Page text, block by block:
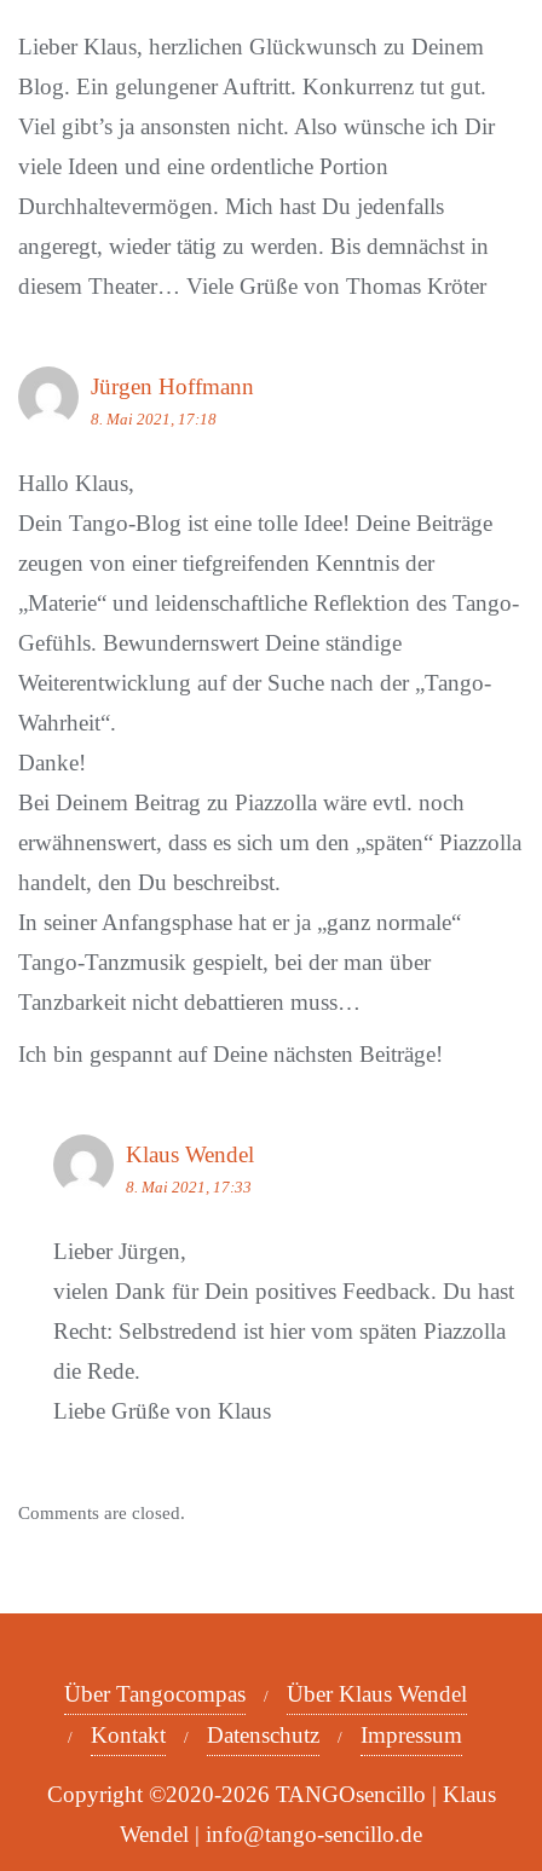
Lieber Klaus, herzlichen Glückwunsch zu Deinem
Blog. Ein gelungener Auftritt. Konkurrenz tut gut.
Viel gibt’s ja ansonsten nicht. Also wünsche ich Dir
viele Ideen und eine ordentliche Portion
Durchhaltevermögen. Mich hast Du jedenfalls
angeregt, wieder tätig zu werden. Bis demnächst in
diesem Theater… Viele Grüße von Thomas Kröter
Jürgen Hoffmann
8. Mai 2021, 17:18
Hallo Klaus,
Dein Tango-Blog ist eine tolle Idee! Deine Beiträge
zeugen von einer tiefgreifenden Kenntnis der
„Materie“ und leidenschaftliche Reflektion des Tango-
Gefühls. Bewundernswert Deine ständige
Weiterentwicklung auf der Suche nach der „Tango-
Wahrheit“.
Danke!
Bei Deinem Beitrag zu Piazzolla wäre evtl. noch
erwähnenswert, dass es sich um den „späten“ Piazzolla
handelt, den Du beschreibst.
In seiner Anfangsphase hat er ja „ganz normale“
Tango-Tanzmusik gespielt, bei der man über
Tanzbarkeit nicht debattieren muss…
Ich bin gespannt auf Deine nächsten Beiträge!
Klaus Wendel
8. Mai 2021, 17:33
Lieber Jürgen,
vielen Dank für Dein positives Feedback. Du hast
Recht: Selbstredend ist hier vom späten Piazzolla
die Rede.
Liebe Grüße von Klaus
Comments are closed.
Über Tangocompas
Über Klaus Wendel
Kontakt
Datenschutz Impressum
Copyright ©2020-2026 TANGOsencillo | Klaus
Wendel | info@tango-sencillo.de